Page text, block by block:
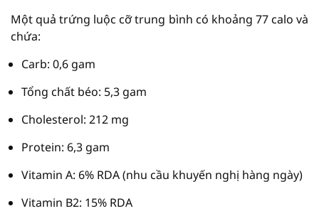
Một quả trứng luộc cỡ trung bình có khoảng 77 calo và
chứa:
Carb: 0,6 gam
Tổng chất béo: 5,3 gam
Cholesterol: 212 mg
Protein: 6,3 gam
Vitamin A: 6% RDA (nhu cầu khuyến nghị hàng ngày)
Vitamin B2: 15% RDA